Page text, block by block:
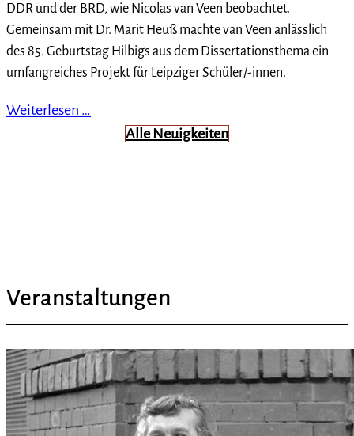
DDR und der BRD, wie Nicolas van Veen beobachtet.
Gemeinsam mit Dr. Marit Heuß machte van Veen anlässlich
des 85. Geburtstag Hilbigs aus dem Dissertationsthema ein
umfangreiches Projekt für Leipziger Schüler/-innen.
Weiterlesen …
Alle Neuigkeiten
Veranstaltungen